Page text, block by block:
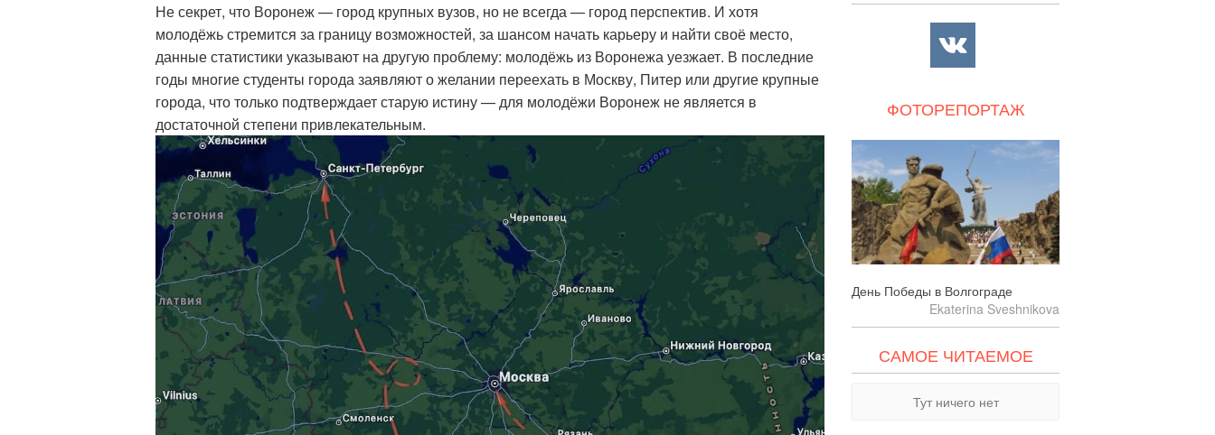
Не секрет, что Воронеж — город крупных вузов, но не всегда — город перспектив. И хотя
молодёжь стремится за границу возможностей, за шансом начать карьеру и найти своё место,
данные статистики указывают на другую проблему: молодёжь из Воронежа уезжает. В последние
годы многие студенты города заявляют о желании переехать в Москву, Питер или другие крупные
города, что только подтверждает старую истину — для молодёжи Воронеж не является в
достаточной степени привлекательным.
ФОТОРЕПОРТАЖ
День Победы в Волгограде
Ekaterina Sveshnikova
САМОЕ ЧИТАЕМОЕ
Тут ничего нет